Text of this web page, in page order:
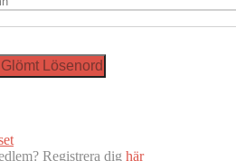
Registrera dig här